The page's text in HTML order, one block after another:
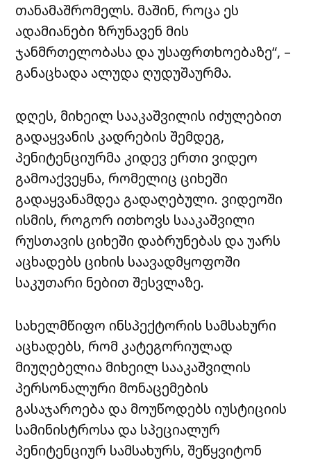
თანამაშრომელს. მაშინ, როცა ეს
ადამიანები ზრუნავენ მის
ჯანმრთელობასა და უსაფრთხოებაზე“, –
განაცხადა ალუდა ღუდუშაურმა.
დღეს, მიხეილ სააკაშვილის იძულებით
გადაყვანის კადრების შემდეგ,
პენიტენციურმა კიდევ ერთი ვიდეო
გამოაქვეყნა, რომელიც ციხეში
გადაყვანამდეა გადაღებული. ვიდეოში
ისმის, როგორ ითხოვს სააკაშვილი
რუსთავის ციხეში დაბრუნებას და უარს
აცხადებს ციხის საავადმყოფოში
საკუთარი ნებით შესვლაზე.
სახელმწიფო ინსპექტორის სამსახური
აცხადებს, რომ კატეგორიულად
მიუღებელია მიხეილ სააკაშვილის
პერსონალური მონაცემების
გასაჯაროება და მოუწოდებს იუსტიციის
სამინისტროსა და სპეციალურ
პენიტენციურ სამსახურს, შეწყვიტონ